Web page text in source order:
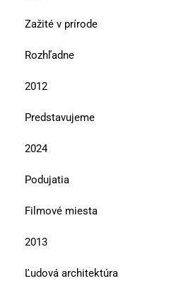
Zažité v prírode
Rozhľadne
2012
Predstavujeme
2024
Podujatia
Filmové miesta
2013
Ľudová architektúra